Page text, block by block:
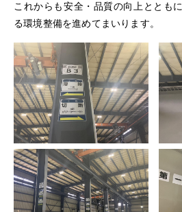
これからも安全・品質の向上ととも
る環境整備を進めてまいります。